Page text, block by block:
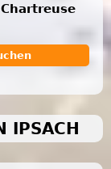
IPSACH